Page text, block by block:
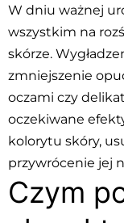
W dniu ważnej
wszystkim na
skórze.
zmniejszenie
oczami czy
oczekiwane
kolorytu skóry,
przywrócenie jej
Czym